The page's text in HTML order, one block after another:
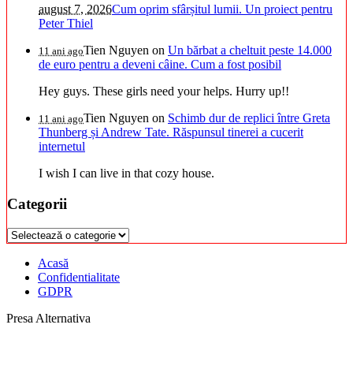
august 7, 2026Cum oprim sfârșitul lumii. Un proiect pentru
Peter Thiel
11 ani agoTien Nguyen on Un bărbat a cheltuit peste 14.000
de euro pentru a deveni câine. Cum a fost posibil
Hey guys. These girls need your helps. Hurry up!!
11 ani agoTien Nguyen on Schimb dur de replici între Greta
Thunberg și Andrew Tate. Răspunsul tinerei a cucerit
internetul
I wish I can live in that cozy house.
Categorii
Categorii
Acasă
Confidentialitate
GDPR
Presa Alternativa